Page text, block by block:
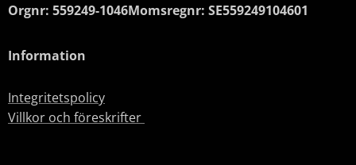
Orgnr: 559249-1046Momsregnr: SE559249104601
Information
Integritetspolicy
Villkor och föreskrifter